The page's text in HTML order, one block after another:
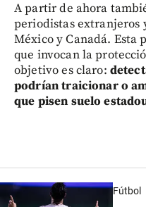
A partir de ahora
periodistas extranjeros
México y Canadá. Esta
que invocan la
objetivo es claro:
podrían traicionar o
que pisen suelo
Fútbol